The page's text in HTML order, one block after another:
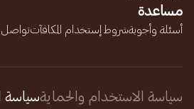
مساعدة
أسئلة وأجوبةشروط إستخدام المكافآتتواصل
سياسة الاستخدام والحمايةسياسة